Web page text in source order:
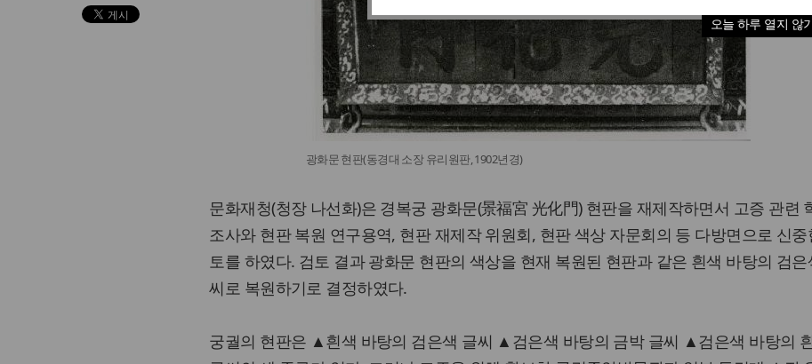
오늘 하루 열지 않
광화문 현판(동경대 소장 유리원판, 1902년경)
문화재청(청장 나선화)은 경복궁 광화문(景福宮 光化門) 현판을 재제작하면서 고증 관련
조사와 현판 복원 연구용역, 현판 재제작 위원회, 현판 색상 자문회의 등 다방면으로 신중
토를 하였다. 검토 결과 광화문 현판의 색상을 현재 복원된 현판과 같은 흰색 바탕의 검은
씨로 복원하기로 결정하였다.
궁궐의 현판은 ▲흰색 바탕의 검은색 글씨 ▲검은색 바탕의 금박 글씨 ▲검은색 바탕의